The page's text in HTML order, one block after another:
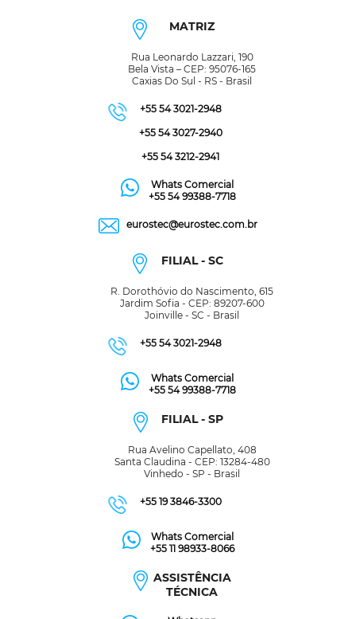
MATRIZ
Rua Leonardo Lazzari, 190
Bela Vista – CEP: 95076-165
Caxias Do Sul - RS - Brasil
+55 54 3021-2948
+55 54 3027-2940
+55 54 3212-2941
Whats Comercial
+55 54 99388-7718
eurostec@eurostec.com.br
FILIAL - SC
R. Dorothóvio do Nascimento, 615
Jardim Sofia - CEP: 89207-600
Joinville - SC - Brasil
+55 54 3021-2948
Whats Comercial
+55 54 99388-7718
FILIAL - SP
Rua Avelino Capellato, 408
Santa Claudina - CEP: 13284-480
Vinhedo - SP - Brasil
+55 19 3846-3300
Whats Comercial
+55 11 98933-8066
ASSISTÊNCIA
TÉCNICA